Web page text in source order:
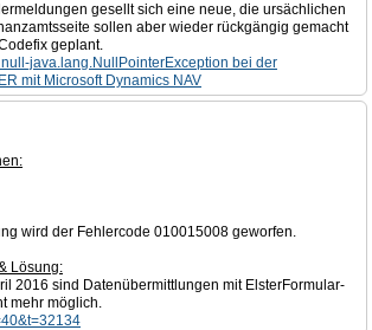
gesellt sich eine neue, die ursächlichen
sollen aber wieder rückgängig gemacht
geplant.
java.lang.NullPointerException bei der
mit Microsoft Dynamics NAV
wird der Fehlercode 010015008 geworfen.
Lösung:
2016 sind Datenübermittlungen mit ElsterFormular-
mehr möglich.